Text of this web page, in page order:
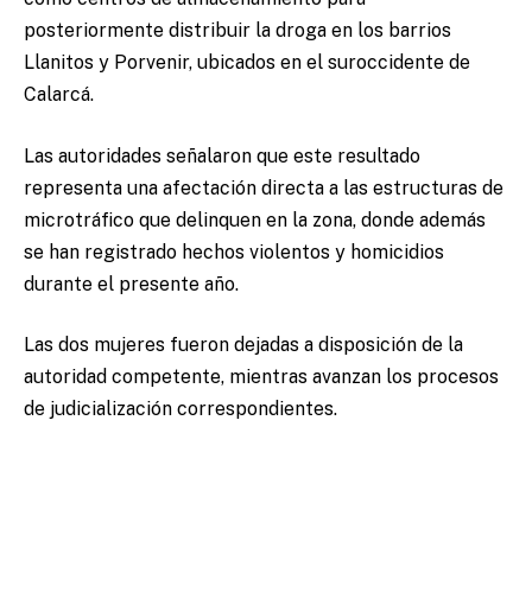
posteriormente distribuir la droga en los barrios
Llanitos y Porvenir, ubicados en el suroccidente de
Calarcá.
Las autoridades señalaron que este resultado
representa una afectación directa a las estructuras de
microtráfico que delinquen en la zona, donde además
se han registrado hechos violentos y homicidios
durante el presente año.
Las dos mujeres fueron dejadas a disposición de la
autoridad competente, mientras avanzan los procesos
de judicialización correspondientes.